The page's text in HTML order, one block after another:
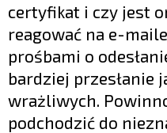
certyfikat i czy jest
reagować na e-
prośbami o
bardziej przesłanie
wrażliwych.
podchodzić do